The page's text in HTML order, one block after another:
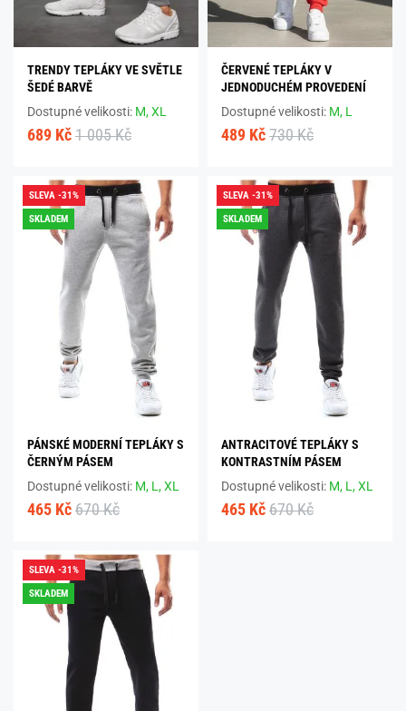
TRENDY TEPLÁKY VE SVĚTLE
ŠEDÉ BARVĚ
Dostupné velikosti: M,XL
689 Kč 1 005 Kč
ČERVENÉ TEPLÁKY V
JEDNODUCHÉM PROVEDENÍ
Dostupné velikosti: M, L
489 Kč 730 Kč
SLEVA -31%
SKLADEM
PÁNSKÉ MODERNÍ TEPLÁKY S
ČERNÝM PÁSEM
Dostupné velikosti: M, L,XL
465 Kč 670 Kč
SLEVA -31%
SKLADEM
ANTRACITOVÉ TEPLÁKY S
KONTRASTNÍM PÁSEM
Dostupné velikosti: M, L,XL
465 Kč 670 Kč
SLEVA -31%
SKLADEM